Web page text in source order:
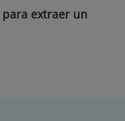
extraer un